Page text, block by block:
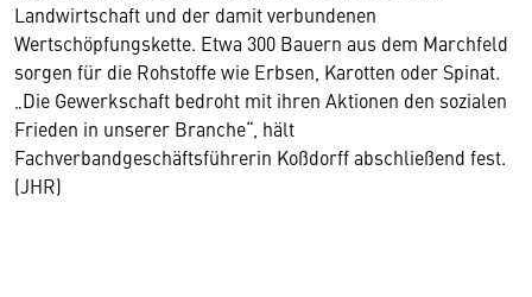
Landwirtschaft und der damit verbundenen
Wertschöpfungskette. Etwa 300 Bauern aus dem Marchfeld
sorgen für die Rohstoffe wie Erbsen, Karotten oder Spinat.
„Die Gewerkschaft bedroht mit ihren Aktionen den sozialen
Frieden in unserer Branche“, hält
Fachverbandgeschäftsführerin Koßdorff abschließend fest.
(JHR)